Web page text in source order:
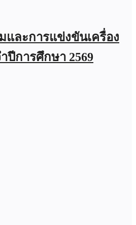
และการแข่งขันเครื่อง
ปีการศึกษา 2569